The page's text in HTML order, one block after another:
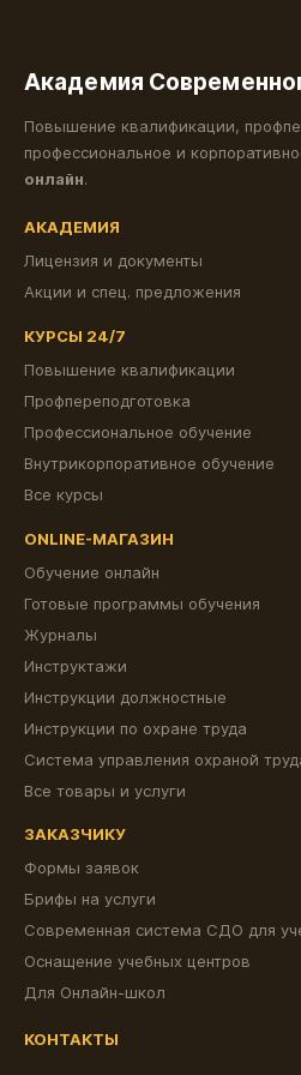
Академия
Повышение квалификации,
профессиональное и
онлайн.
АКАДЕМИЯ
Лицензия и документы
Акции и спец. предложения
КУРСЫ 24/7
Повышение квалификации
Профпереподготовка
Профессиональное обучение
Внутрикорпоративное обучение
Все курсы
ONLINE-МАГАЗИН
Обучение онлайн
Готовые программы обучения
Журналы
Инструктажи
Инструкции должностные
Инструкции по охране труда
Система управления охраной
Все товары и услуги
ЗАКАЗЧИКУ
Формы заявок
Брифы на услуги
Современная система СДО для
Оснащение учебных центров
Для Онлайн-школ
КОНТАКТЫ